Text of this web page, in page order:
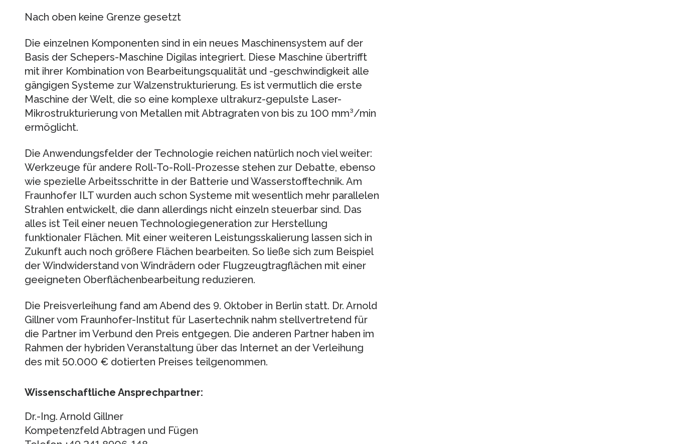
Nach oben keine Grenze gesetzt
Die einzelnen Komponenten sind in ein neues Maschinensystem auf der
Basis der Schepers-Maschine Digilas integriert. Diese Maschine übertrifft
mit ihrer Kombination von Bearbeitungsqualität und -geschwindigkeit alle
gängigen Systeme zur Walzenstrukturierung. Es ist vermutlich die erste
Maschine der Welt, die so eine komplexe ultrakurz-gepulste Laser-
Mikrostrukturierung von Metallen mit Abtragraten von bis zu 100 mm³/min
ermöglicht.
Die Anwendungsfelder der Technologie reichen natürlich noch viel weiter:
Werkzeuge für andere Roll-To-Roll-Prozesse stehen zur Debatte, ebenso
wie spezielle Arbeitsschritte in der Batterie und Wasserstofftechnik. Am
Fraunhofer ILT wurden auch schon Systeme mit wesentlich mehr parallelen
Strahlen entwickelt, die dann allerdings nicht einzeln steuerbar sind. Das
alles ist Teil einer neuen Technologiegeneration zur Herstellung
funktionaler Flächen. Mit einer weiteren Leistungsskalierung lassen sich in
Zukunft auch noch größere Flächen bearbeiten. So ließe sich zum Beispiel
der Windwiderstand von Windrädern oder Flugzeugtragflächen mit einer
geeigneten Oberflächenbearbeitung reduzieren.
Die Preisverleihung fand am Abend des 9. Oktober in Berlin statt. Dr. Arnold
Gillner vom Fraunhofer-Institut für Lasertechnik nahm stellvertretend für
die Partner im Verbund den Preis entgegen. Die anderen Partner haben im
Rahmen der hybriden Veranstaltung über das Internet an der Verleihung
des mit 50.000 € dotierten Preises teilgenommen.
Wissenschaftliche Ansprechpartner:
Dr.-Ing. Arnold Gillner
Kompetenzfeld Abtragen und Fügen